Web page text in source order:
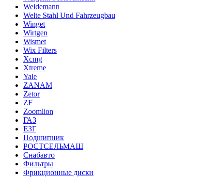
Weidemann
Welte Stahl Und Fahrzeugbau
Winget
Wirtgen
Wismet
Wix Filters
Xcmg
Xtreme
Yale
ZANAM
Zetor
ZF
Zoomlion
ГАЗ
ЕЗГ
Подшипник
РОСТСЕЛЬМАШ
Снабавто
Фильтры
Фрикционные диски